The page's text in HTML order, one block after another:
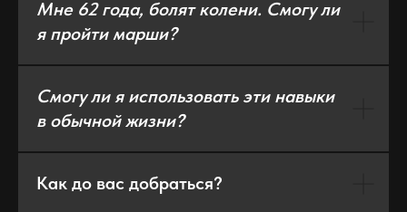
Мне 62 года, болят колени. Смогу ли
я пройти марши?
Смогу ли я использовать эти навыки
в обычной жизни?
Как до вас добраться?